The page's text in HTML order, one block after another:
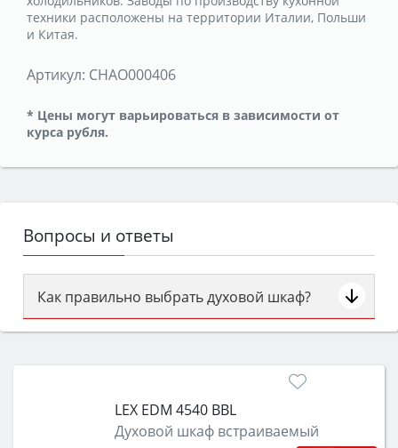
техники расположены на территории Италии, Польши
и Китая.
Артикул: CHAO000406
* Цены могут варьироваться в зависимости от
курса рубля.
Вопросы и ответы
Как правильно выбрать духовой шкаф?
Сначала определитесь с типом (газовый или
затем смотрите на объём 50–70 л для семьи,
функции (конвекция, гриль, самоочистка,
защита от детей).
LEX EDM 4540 BBL
Духовой шкаф встраиваемый